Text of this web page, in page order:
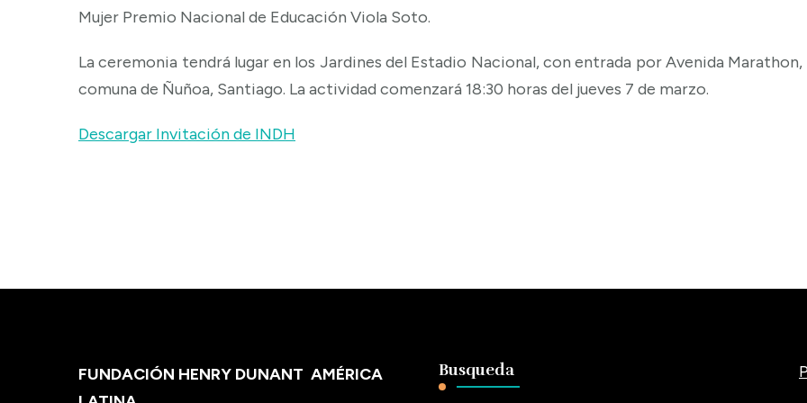
Mujer Premio Nacional de Educación Viola Soto.
La ceremonia tendrá lugar en los Jardines del Estadio Nacional, con entrada por Avenida Marathon,
comuna de Ñuñoa, Santiago. La actividad comenzará 18:30 horas del jueves 7 de marzo.
Descargar Invitación de INDH
FUNDACIÓN HENRY DUNANT AMÉRICA
Busqueda